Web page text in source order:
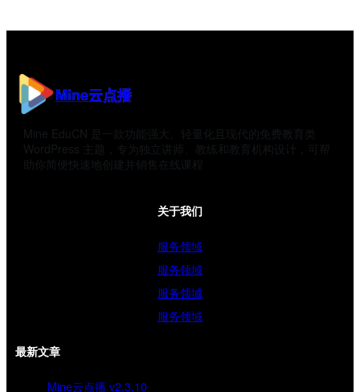
Mine云点播
Mine EduCN 是一款功能强大、轻量化且现代的免费教育类
WordPress 主题，专为独立讲师、教练和教育机构设计，可帮
助你简便快速地创建并销售在线课程
关于我们
服务领域
服务领域
服务领域
服务领域
最新文章
Mine云点播 v2.3.10